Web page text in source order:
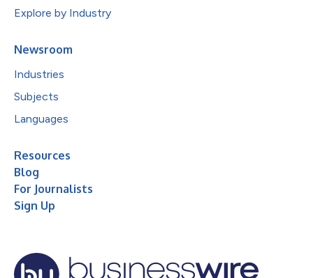
Explore by Industry
Newsroom
Industries
Subjects
Languages
Resources
Blog
For Journalists
Sign Up